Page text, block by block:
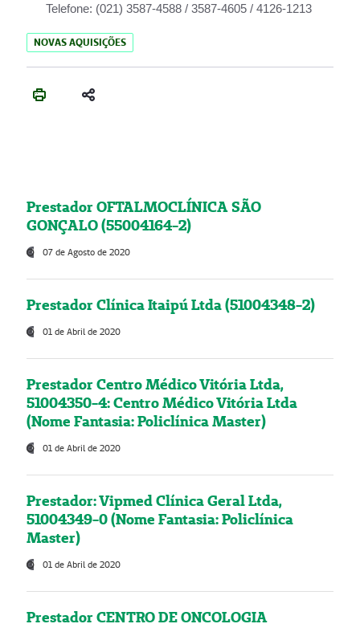
Telefone: (021) 3587-4588 / 3587-4605 / 4126-1213
NOVAS AQUISIÇÕES
Prestador OFTALMOCLÍNICA SÃO
GONÇALO (55004164-2)
07 de Agosto de 2020
Prestador Clínica Itaipú Ltda (51004348-2)
01 de Abril de 2020
Prestador Centro Médico Vitória Ltda,
51004350-4: Centro Médico Vitória Ltda
(Nome Fantasia: Policlínica Master)
01 de Abril de 2020
Prestador: Vipmed Clínica Geral Ltda,
51004349-0 (Nome Fantasia: Policlínica
Master)
01 de Abril de 2020
Prestador CENTRO DE ONCOLOGIA